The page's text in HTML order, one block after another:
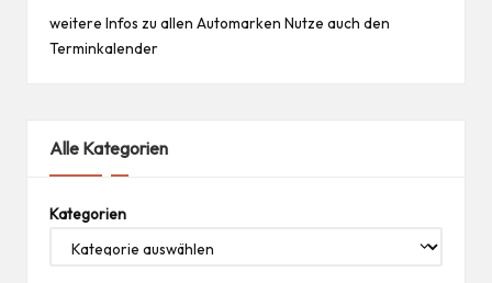
weitere Infos zu allen Automarken Nutze auch den
Terminkalender
Alle Kategorien
Kategorien